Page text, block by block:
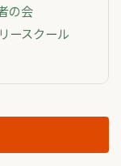
の会
ースクール